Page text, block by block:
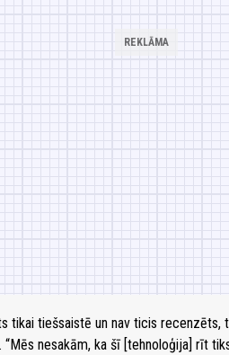
tikai tiešsaistē un nav ticis recenzēts,
nesakām, ka šī [tehnoloģija] rīt